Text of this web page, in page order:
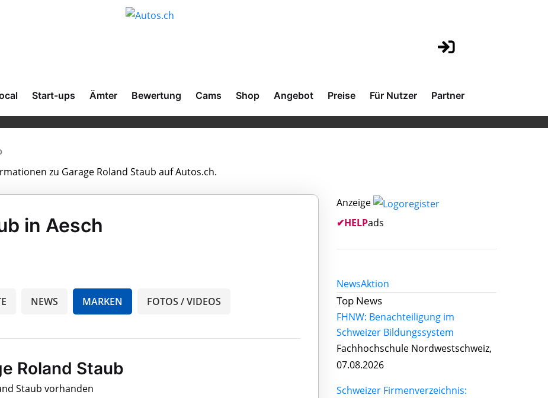
Start-ups Ämter Bewertung Cams Shop Angebot Preise Für Nutzer Partner
zu Garage Roland Staub auf Autos.ch.
in Aesch
NEWS MARKEN FOTOS / VIDEOS
Roland Staub
Staub vorhanden
Anzeige
✔HELPads
NewsAktion
Top News
FHNW: Benachteiligung im
Schweizer Bildungssystem
Fachhochschule Nordwestschweiz,
07.08.2026
Schweizer Firmenverzeichnis: